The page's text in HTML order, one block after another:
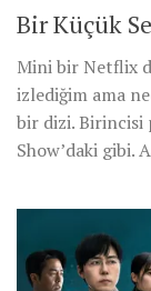
Bir Küçük
Mini bir Netflix
izlediğim ama
bir dizi. Birincisi
Show’daki gibi.